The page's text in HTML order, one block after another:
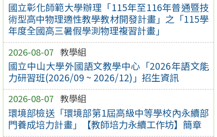
國立彰化師範大學辦理「115年至116年普通暨技
術型高中物理適性教學教材開發計畫」之「115學
年度全國高三暑假學測物理複習計畫」
2026-08-07 教學組
國立中山大學外國語文教學中心「2026年語文能
力研習班(2026/09 ~ 2026/12)」招生資訊
2026-08-07 教學組
環境部檢送「環境部第1屆高級中等學校內永續部
門養成培力計畫」【教師培力永續工作坊】簡章